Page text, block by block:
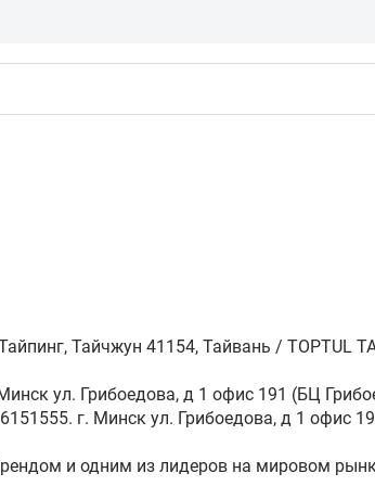
Тайчжун 41154, Тайвань / TOPTUL
ул. Грибоедова, д 1 офис 191 (БЦ
г. Минск ул. Грибоедова, д 1 офис
и одним из лидеров на мировом